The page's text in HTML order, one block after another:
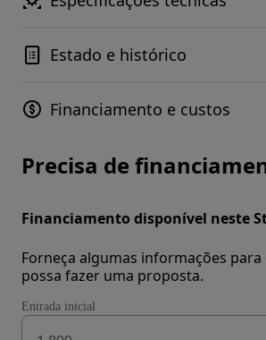
Estado e histórico
Financiamento e custos
Precisa de
Financiamento disponível neste
Forneça algumas informações para
possa fazer uma proposta.
Entrada inicial